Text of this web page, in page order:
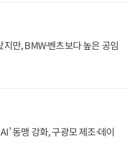
만, BMW·벤츠보다 높은 공임
동맹 강화, 구광모 제조·데이